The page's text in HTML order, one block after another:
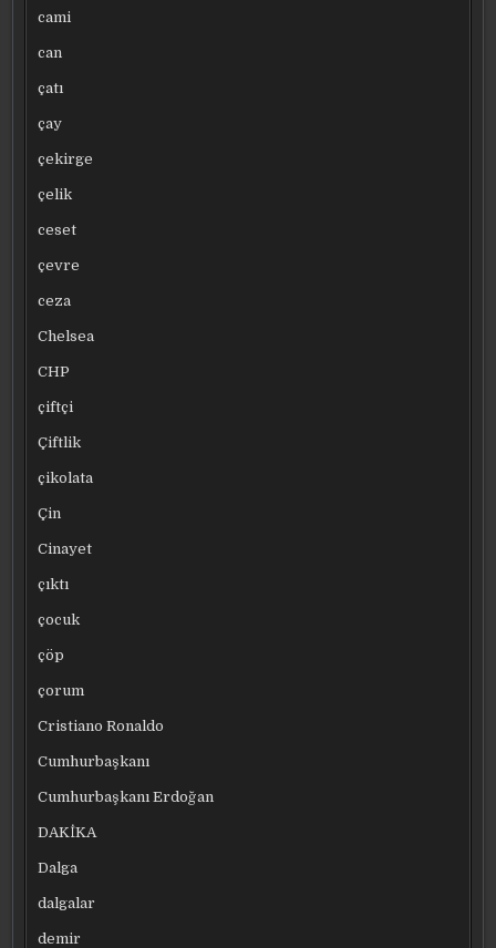
cami
can
çatı
çay
çekirge
çelik
ceset
çevre
ceza
Chelsea
CHP
çiftçi
Çiftlik
çikolata
Çin
Cinayet
çıktı
çocuk
çöp
çorum
Cristiano Ronaldo
Cumhurbaşkanı
Cumhurbaşkanı Erdoğan
DAKİKA
Dalga
dalgalar
demir